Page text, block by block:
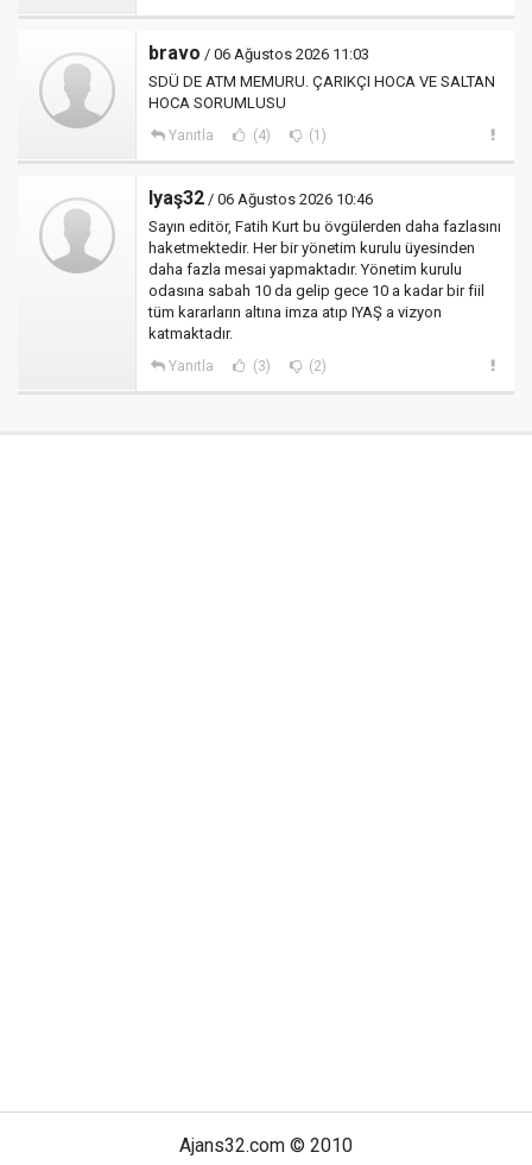
bravo / 06 Ağustos 2026 11:03
SDÜ DE ATM MEMURU. ÇARIKÇI HOCA VE SALTAN
HOCA SORUMLUSU
Yanıtla (4) (1)
Iyaş32 / 06 Ağustos 2026 10:46
Sayın editör, Fatih Kurt bu övgülerden daha fazlasını
haketmektedir. Her bir yönetim kurulu üyesinden
daha fazla mesai yapmaktadır. Yönetim kurulu
odasına sabah 10 da gelip gece 10 a kadar bir fiil
tüm kararların altına imza atıp IYAŞ a vizyon
katmaktadır.
Yanıtla (3) (2)
Ajans32.com © 2010